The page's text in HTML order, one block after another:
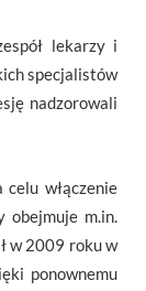
lekarzy i
specjalistów
nadzorowali
włączenie
obejmuje m.in.
w 2009 roku w
ponownemu